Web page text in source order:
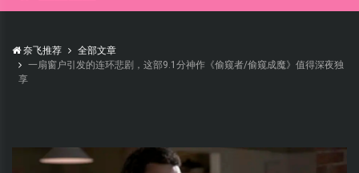
奈飞推荐
全部文章
一扇窗户引发的连环悲剧，这部9.1分神作《偷窥者/偷窥成魔》值得深夜独
享